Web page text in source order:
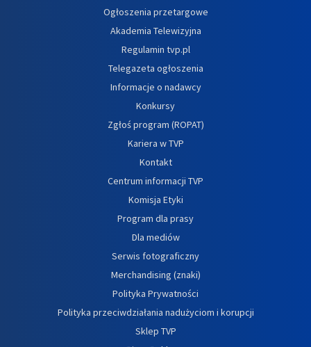
Ogłoszenia przetargowe
Akademia Telewizyjna
Regulamin tvp.pl
Telegazeta ogłoszenia
Informacje o nadawcy
Konkursy
Zgłoś program (ROPAT)
Kariera w TVP
Kontakt
Centrum informacji TVP
Komisja Etyki
Program dla prasy
Dla mediów
Serwis fotograficzny
Merchandising (znaki)
Polityka Prywatności
Polityka przeciwdziałania nadużyciom i korupcji
Sklep TVP